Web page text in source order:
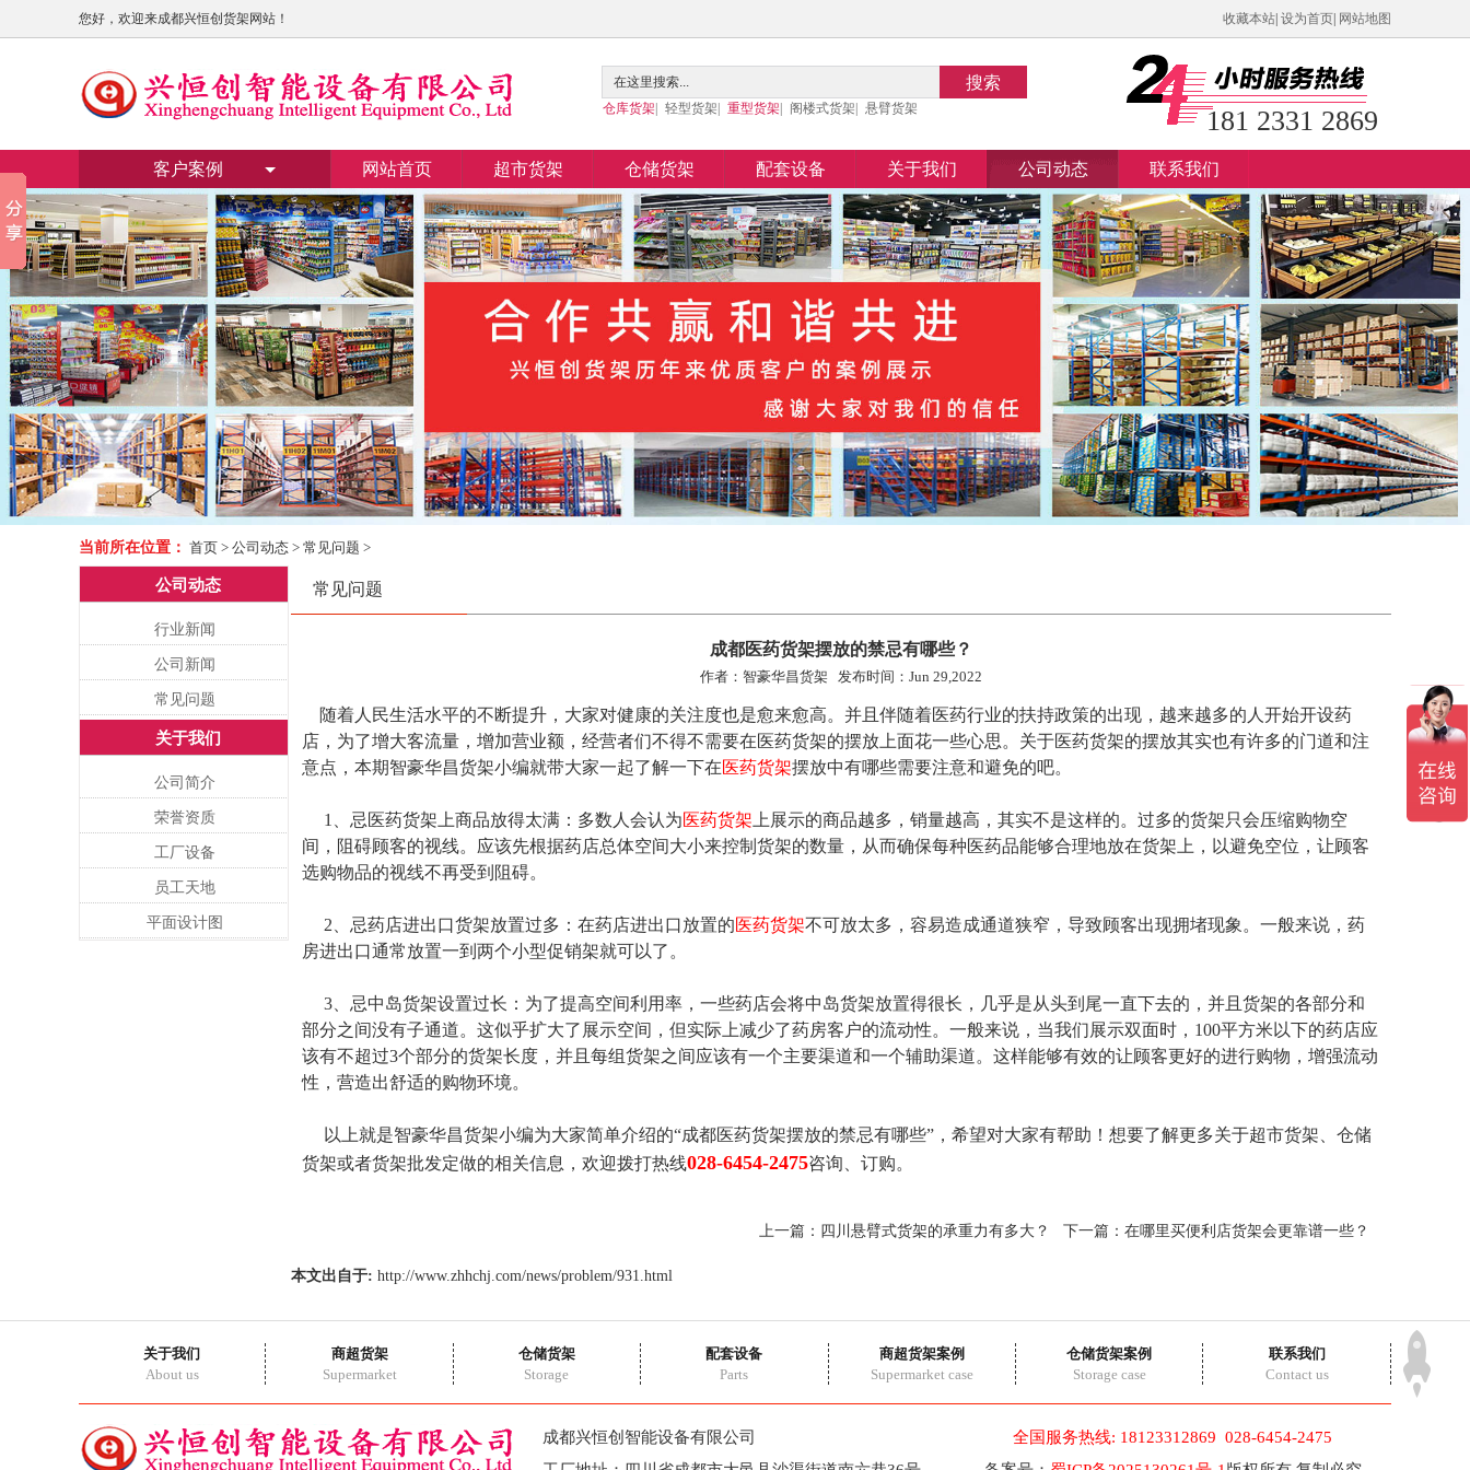
您好，欢迎来成都兴恒创货架网站！ 收藏本站 设为首页 网站地图
搜索
仓库货架 轻型货架 重型货架 阁楼式货架 悬臂货架 181 2331 2869
客户案例 网站首页 超市货架 仓储货架 配套设备 关于我们 公司动态 联系我们
当前所在位置： 首页 > 公司动态 > 常见问题 >
公司动态
行业新闻
公司新闻
常见问题
关于我们
公司简介
荣誉资质
工厂设备
员工天地
平面设计图
常见问题
成都医药货架摆放的禁忌有哪些？
作者：智豪华昌货架 发布时间：Jun 29,2022
随着人民生活水平的不断提升，大家对健康的关注度也是愈来愈高。并且伴随着医药行业的扶持政策的出现，越来越多的人开始开设药
店，为了增大客流量，增加营业额，经营者们不得不需要在医药货架的摆放上面花一些心思。关于医药货架的摆放其实也有许多的门道和注
意点，本期智豪华昌货架小编就带大家一起了解一下在医药货架摆放中有哪些需要注意和避免的吧。
1、忌医药货架上商品放得太满：多数人会认为医药货架 上展示的商品越多，销量越高，其实不是这样的。过多的货架只会压缩购物空
间，阻碍顾客的视线。应该先根据药店总体空间大小来控制货架的数量，从而确保每种医药品能够合理地放在货架上，以避免空位，让顾客
选购物品的视线不再受到阻碍。
2、忌药店进出口货架放置过多：在药店进出口放置的医药货架不可放太多，容易造成通道狭窄，导致顾客出现拥堵现象。一般来说，药
房进出口通常放置一到两个小型促销架就可以了。
3、忌中岛货架设置过长：为了提高空间利用率，一些药店会将中岛货架放置得很长，几乎是从头到尾一直下去的，并且货架的各部分和
部分之间没有子通道。这似乎扩大了展示空间，但实际上减少了药房客户的流动性。一般来说，当我们展示双面时，100平方米以下的药店应
该有不超过3个部分的货架长度，并且每组货架之间应该有一个主要渠道和一个辅助渠道。这样能够有效的让顾客更好的进行购物，增强流动
性，营造出舒适的购物环境。
以上就是智豪华昌货架小编为大家简单介绍的“成都医药货架摆放的禁忌有哪些”，希望对大家有帮助！想要了解更多关于超市货架、仓储
货架或者货架批发定做的相关信息，欢迎拨打热线028-6454-2475咨询、订购。
上一篇： 四川悬臂式货架的承重力有多大？ 下一篇： 在哪里买便利店货架会更靠谱一些？
本文出自于: http://www.zhhchj.com/news/problem/931.html
关于我们
About us
商超货架
Supermarket
仓储货架
Storage
配套设备
Parts
商超货架案例
Supermarket case
仓储货架案例
Storage case
联系我们
Contact us
成都兴恒创智能设备有限公司
全国服务热线: 18123312869 028-6454-2475